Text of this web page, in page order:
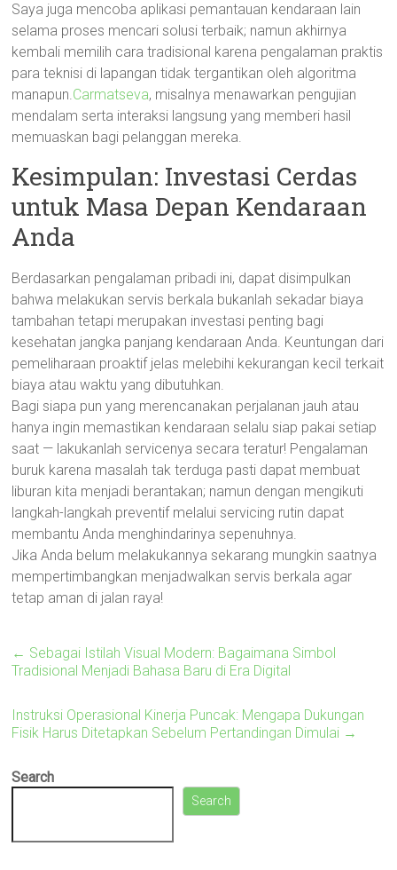
Saya juga mencoba aplikasi pemantauan kendaraan lain
selama proses mencari solusi terbaik; namun akhirnya
kembali memilih cara tradisional karena pengalaman praktis
para teknisi di lapangan tidak tergantikan oleh algoritma
manapun.Carmatseva, misalnya menawarkan pengujian
mendalam serta interaksi langsung yang memberi hasil
memuaskan bagi pelanggan mereka.
Kesimpulan: Investasi Cerdas
untuk Masa Depan Kendaraan
Anda
Berdasarkan pengalaman pribadi ini, dapat disimpulkan
bahwa melakukan servis berkala bukanlah sekadar biaya
tambahan tetapi merupakan investasi penting bagi
kesehatan jangka panjang kendaraan Anda. Keuntungan dari
pemeliharaan proaktif jelas melebihi kekurangan kecil terkait
biaya atau waktu yang dibutuhkan.
Bagi siapa pun yang merencanakan perjalanan jauh atau
hanya ingin memastikan kendaraan selalu siap pakai setiap
saat — lakukanlah servicenya secara teratur! Pengalaman
buruk karena masalah tak terduga pasti dapat membuat
liburan kita menjadi berantakan; namun dengan mengikuti
langkah-langkah preventif melalui servicing rutin dapat
membantu Anda menghindarinya sepenuhnya.
Jika Anda belum melakukannya sekarang mungkin saatnya
mempertimbangkan menjadwalkan servis berkala agar
tetap aman di jalan raya!
← Sebagai Istilah Visual Modern: Bagaimana Simbol
Tradisional Menjadi Bahasa Baru di Era Digital
Instruksi Operasional Kinerja Puncak: Mengapa Dukungan
Fisik Harus Ditetapkan Sebelum Pertandingan Dimulai →
Search
Search